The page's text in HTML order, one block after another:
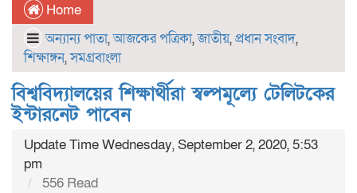
Home
অন্যান্য পাতা,আজকের পত্রিকা,জাতীয়,প্রধান সংবাদ,
শিক্ষাঙ্গন,সমগ্রবাংলা
বিশ্ববিদ্যালয়ের শিক্ষার্থীরা স্বল্পমূল্যে টেলিটকের
ইন্টারনেট পাবেন
Update Time Wednesday, September 2, 2020, 5:53
pm
556 Read